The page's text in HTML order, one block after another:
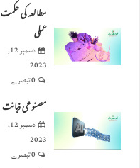
مطالعہ کی حکمت
عملی
دسمبر 12,
2023
0 تبصرے
مصنوعی ذہانت
دسمبر 12,
2023
0 تبصرے